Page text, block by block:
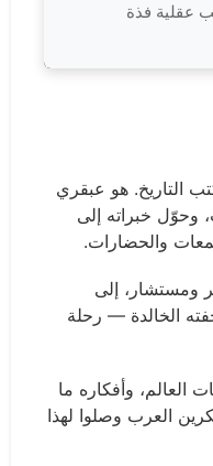
عقلية فذة
التاريخ. هو عبقري
وحوّل خبراته إلى
والحضارات.
ومستشار، إلى
الخالدة — رحلة
وأفكاره ما
العرب وصلوا لهذا